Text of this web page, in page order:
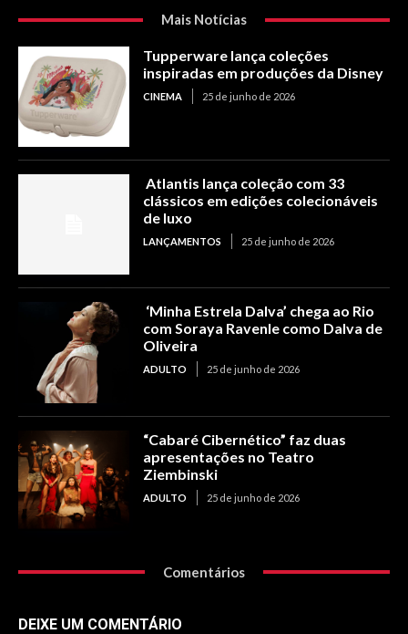
Mais Notícias
Tupperware lança coleções
inspiradas em produções da Disney
CINEMA 25 de junho de 2026
Atlantis lança coleção com 33
clássicos em edições colecionáveis
de luxo
LANÇAMENTOS 25 de junho de 2026
‘Minha Estrela Dalva’ chega ao Rio
com Soraya Ravenle como Dalva de
Oliveira
ADULTO 25 de junho de 2026
“Cabaré Cibernético” faz duas
apresentações no Teatro
Ziembinski
ADULTO 25 de junho de 2026
Comentários
DEIXE UM COMENTÁRIO